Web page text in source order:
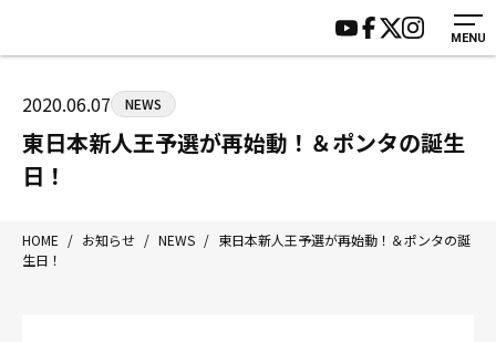
MENU
HOME
ジムについて
トレーニング
入会案内
施設紹介
会員様の声
サポーター募集
2020.06.07 NEWS
東日本新人王予選が再始動！＆ポンタの誕生
日！
HOME / お知らせ / NEWS / 東日本新人王予選が再始動！＆ポンタの誕
生日！